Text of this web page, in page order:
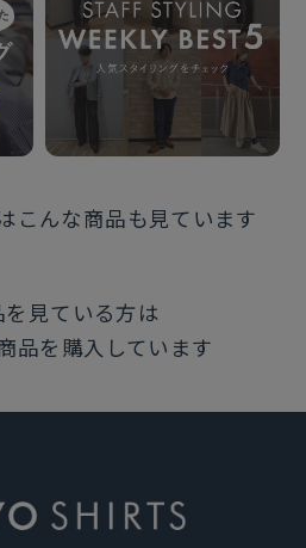
こんな商品も見ています
を見ている方は
品を購入しています